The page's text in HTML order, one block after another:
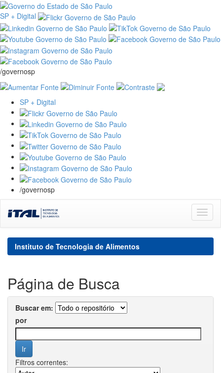
SP + Digital
/governosp
SP + Digital
/governosp
navigation
Instituto de Tecnologia de Alimentos
Página de Busca
Buscar em:
por
Filtros correntes: